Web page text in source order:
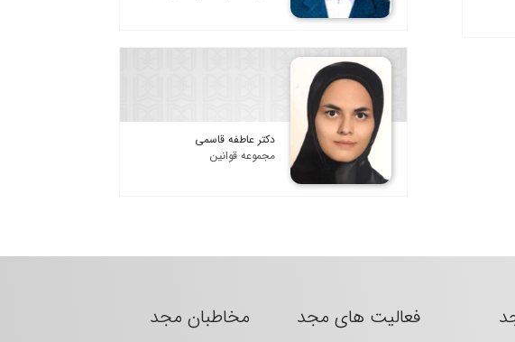
دکتر عاطفه قاسمی
مجموعه قوانین
فعالیت های مجد مخاطبان مجد